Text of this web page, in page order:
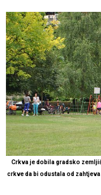
Crkva je dobila gradsko
crkve da bi odustala od